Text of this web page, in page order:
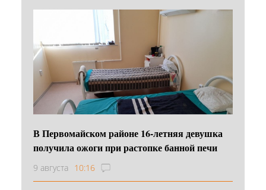
В Первомайском районе 16‑летняя девушка
получила ожоги при растопке банной печи
9 августа 10:16